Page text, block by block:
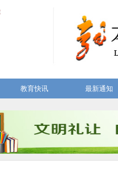
教育快讯 最新通知